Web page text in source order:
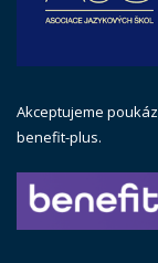
Akceptujeme
benefit-plus.